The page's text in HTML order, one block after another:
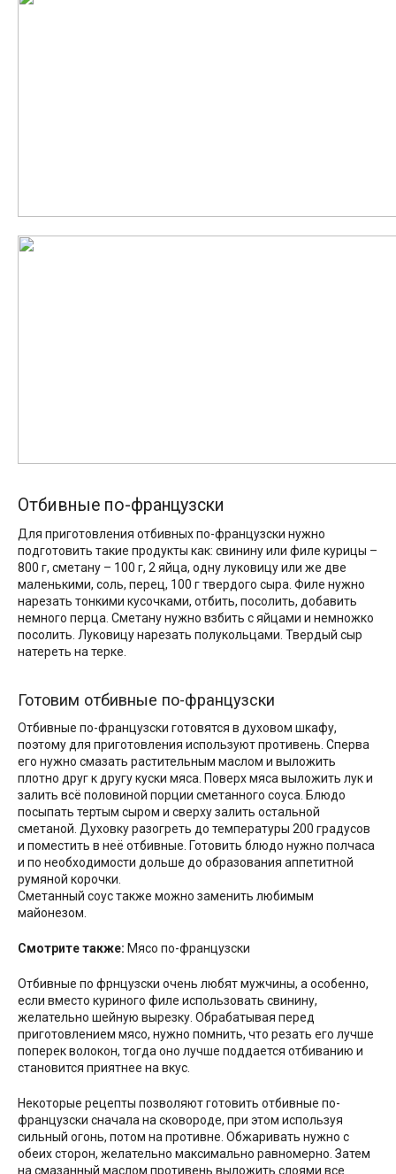
Отбивные по-французски
Для приготовления отбивных по-французски нужно
подготовить такие продукты как: свинину или филе курицы –
800 г, сметану – 100 г, 2 яйца, одну луковицу или же две
маленькими, соль, перец, 100 г твердого сыра. Филе нужно
нарезать тонкими кусочками, отбить, посолить, добавить
немного перца. Сметану нужно взбить с яйцами и немножко
посолить. Луковицу нарезать полукольцами. Твердый сыр
натереть на терке.
Готовим отбивные по-французски
Отбивные по-французски готовятся в духовом шкафу,
поэтому для приготовления используют противень. Сперва
его нужно смазать растительным маслом и выложить
плотно друг к другу куски мяса. Поверх мяса выложить лук и
залить всё половиной порции сметанного соуса. Блюдо
посыпать тертым сыром и сверху залить остальной
сметаной. Духовку разогреть до температуры 200 градусов
и поместить в неё отбивные. Готовить блюдо нужно полчаса
и по необходимости дольше до образования аппетитной
румяной корочки.
Сметанный соус также можно заменить любимым
майонезом.
Смотрите также: Мясо по-французски
Отбивные по фрнцузски очень любят мужчины, а особенно,
если вместо куриного филе использовать свинину,
желательно шейную вырезку. Обрабатывая перед
приготовлением мясо, нужно помнить, что резать его лучше
поперек волокон, тогда оно лучше поддается отбиванию и
становится приятнее на вкус.
Некоторые рецепты позволяют готовить отбивные по-
французски сначала на сковороде, при этом используя
сильный огонь, потом на противне. Обжаривать нужно с
обеих сторон, желательно максимально равномерно. Затем
на смазанный маслом противень выложить слоями все